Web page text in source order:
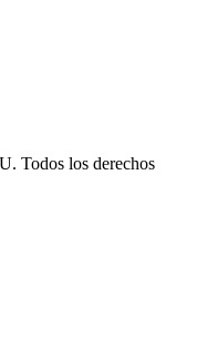
Todos los derechos